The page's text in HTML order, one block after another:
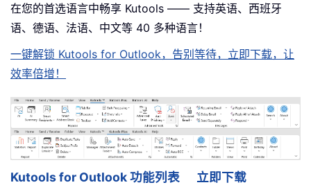
在您的首选语言中畅享 Kutools —— 支持英语、西班牙
语、德语、法语、中文等 40 多种语言！
一键解锁 Kutools for Outlook，告别等待，立即下载，让
效率倍增！
Kutools for Outlook 功能列表
立即下载